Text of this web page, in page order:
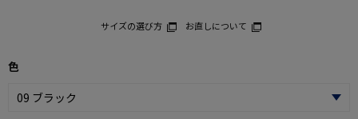
サイズの選び方 お直しについて
色